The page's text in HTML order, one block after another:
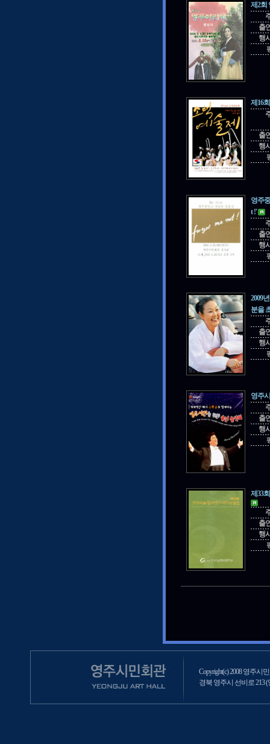
제2회
출
행
제16
출
행
영주
t !'
출
행
2009
분을
출
행
영주
출
행
제33
출
행
Copyright(c) 2008 영주시
경북 영주시 선비로 213 (